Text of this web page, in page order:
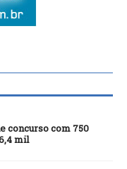
concurso com 750
mil